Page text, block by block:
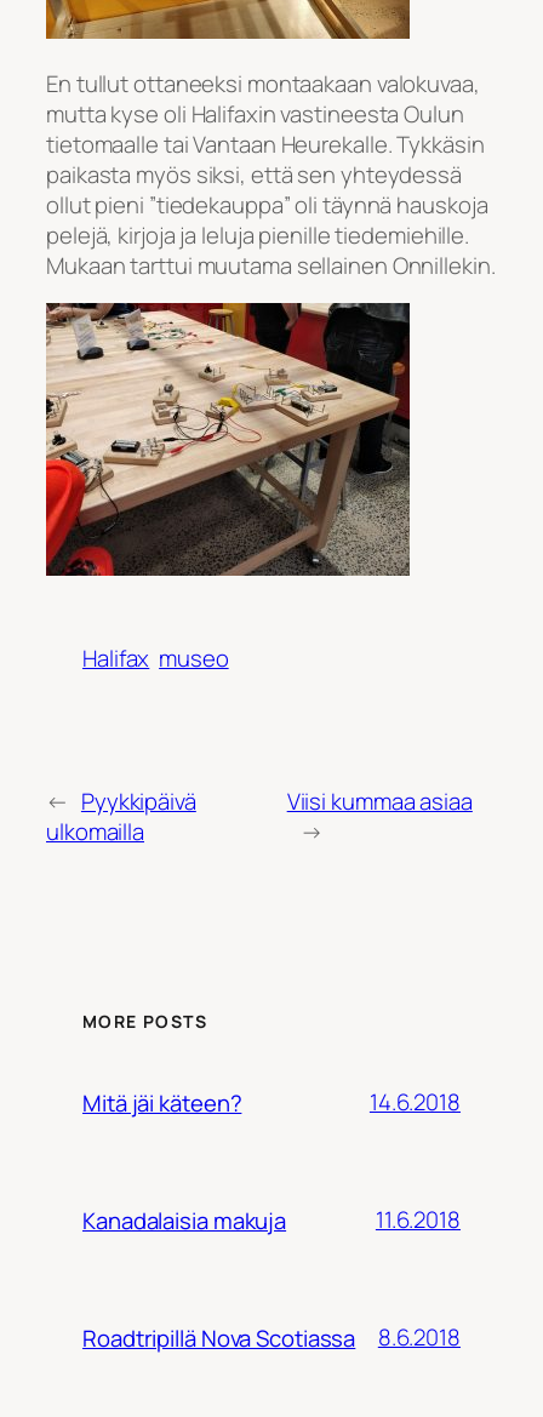
En tullut ottaneeksi montaakaan valokuvaa,
mutta kyse oli Halifaxin vastineesta Oulun
tietomaalle tai Vantaan Heurekalle. Tykkäsin
paikasta myös siksi, että sen yhteydessä
ollut pieni ”tiedekauppa” oli täynnä hauskoja
pelejä, kirjoja ja leluja pienille tiedemiehille.
Mukaan tarttui muutama sellainen Onnillekin.
Halifax museo
← Pyykkipäivä
ulkomailla
Viisi kummaa asiaa
→
MORE POSTS
Mitä jäi käteen? 14.6.2018
Kanadalaisia makuja 11.6.2018
Roadtripillä Nova Scotiassa 8.6.2018